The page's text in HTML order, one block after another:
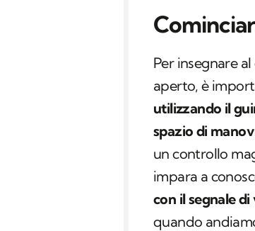
Per insegnare
aperto, è
utilizzando il
spazio di
un controllo
impara a
con il segnale di
quando